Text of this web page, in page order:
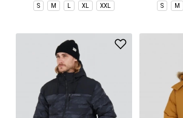
S M L XL XXL S M